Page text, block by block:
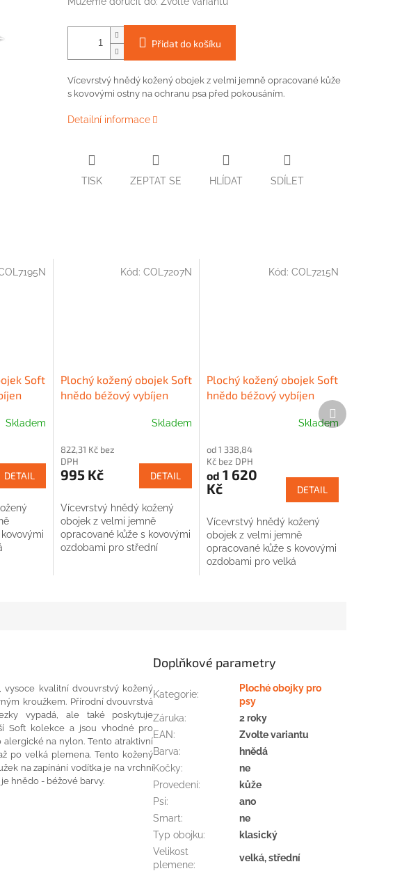
Přidat do košíku
Vícevrstvý hnědý kožený obojek z velmi jemně opracované kůže
s kovovými ostny na ochranu psa před pokousáním.
Detailní informace
TISK ZEPTAT SE HLÍDAT SDÍLET
Soft
Skladem
DETAIL
Plochý kožený obojek Soft
hnědo béžový vybíjen
Skladem
822,31 Kč bez
DPH
995 Kč DETAIL
Vícevrstvý hnědý kožený
obojek z velmi jemně
opracované kůže s kovovými
ozdobami pro střední
Kód:COL7207N
Plochý kožený obojek Soft
hnědo béžový vybíjen
Skladem
od 1 338,84
Kč bez DPH
od 1 620
Kč
DETAIL
Vícevrstvý hnědý kožený
obojek z velmi jemně
opracované kůže s kovovými
ozdobami pro velká
Kód: COL7215N
Další
produkt
vysoce kvalitní dvouvrstvý kožený
kroužkem. Přírodní dvouvrstvá
vypadá , ale
také poskytuje
Soft kolekce a jsou vhodné pro
alergické na nylon. Tento atraktivní
po velká plemena. Tento kožený
na zapínání vodítka je na vrchní
je hnědo - béžové barvy.
Doplňkové parametry
Kategorie:
Ploché obojky pro
psy
Záruka:
2 roky
EAN:
Zvolte variantu
Barva:
hnědá
Kočky:
ne
Provedení:
kůže
Psi:
ano
Smart:
ne
Typ obojku:
klasický
Velikost
plemene:
velká, střední